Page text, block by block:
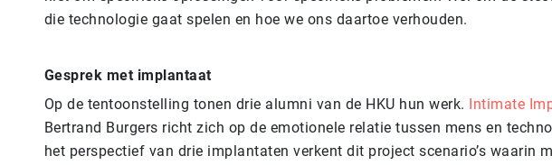
die technologie gaat spelen en hoe we ons daartoe verhouden.
Gesprek met implantaat
Op de tentoonstelling tonen drie alumni van de HKU hun werk. Intimate
Bertrand Burgers richt zich op de emotionele relatie tussen mens en
het perspectief van drie implantaten verkent dit project scenario’s waarin